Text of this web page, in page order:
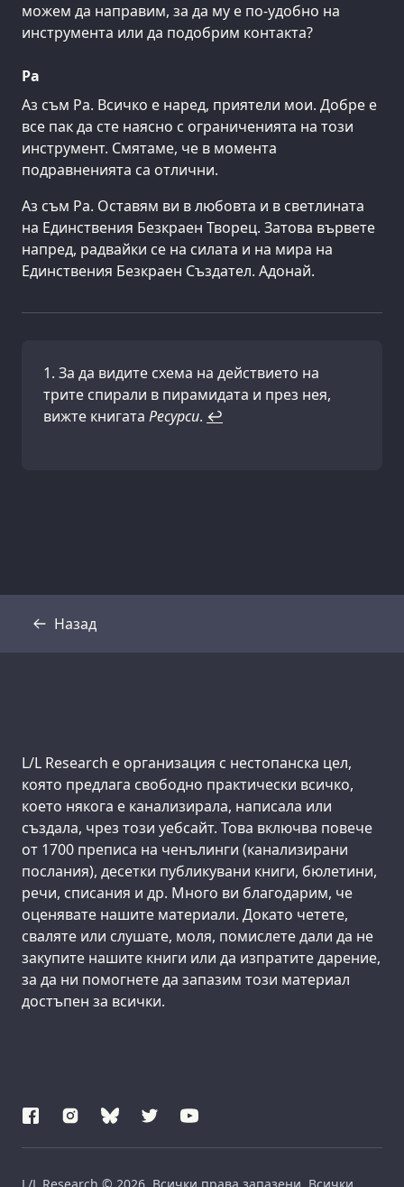
можем да направим, за да му е по-удобно на
инструмента или да подобрим контакта?
Ра
Аз съм Ра. Всичко е наред, приятели мои. Добре е
все пак да сте наясно с ограниченията на този
инструмент. Смятаме, че в момента
подравненията са отлични.
Аз съм Ра. Оставям ви в любовта и в светлината
на Единствения Безкраен Творец. Затова вървете
напред, радвайки се на силата и на мира на
Единствения Безкраен Създател. Адонай.
За да видите схема на действието на
трите спирали в пирамидата и през нея,
вижте книгата Ресурси. ↩
Назад
Препис
Support us:
L/L Research е организация с нестопанска цел,
която предлага свободно практически всичко,
което някога е канализирала, написала или
създала, чрез този уебсайт. Това включва повече
от 1700 преписа на ченълинги (канализирани
послания), десетки публикувани книги, бюлетини,
речи, списания и др. Много ви благодарим, че
оценявате нашите материали. Докато четете,
сваляте или слушате, моля, помислете дали да не
закупите нашите книги или да изпратите дарение,
за да ни помогнете да запазим този материал
достъпен за всички.